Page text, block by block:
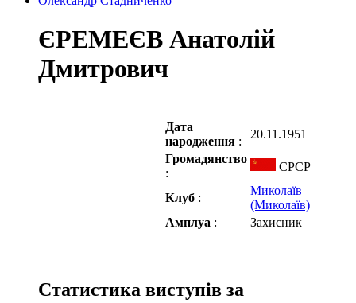
ЄРЕМЕЄВ Анатолій
Дмитрович
Дата
народження :
20.11.1951
Громадянство
:
СРСР
Клуб :
Миколаїв
(Миколаїв)
Амплуа : Захисник
Статистика виступів за